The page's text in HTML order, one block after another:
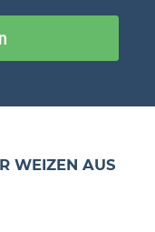
WEIZEN AUS